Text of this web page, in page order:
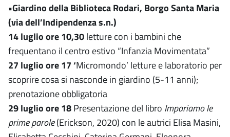
•Giardino della Biblioteca Rodari, Borgo Santa Maria
(via dell’Indipendenza s.n.)
14 luglio ore 10,30letture con i bambini che
frequentano il centro estivo “Infanzia Movimentata”
27 luglio ore 17 ‘Micromondo’ letture e laboratorio per
scoprire cosa si nasconde in giardino (5-11 anni);
prenotazione obbligatoria
29 luglio ore 18Presentazione del libro Impariamo le
prime parole(Erickson, 2020) con le autrici Elisa Masini,